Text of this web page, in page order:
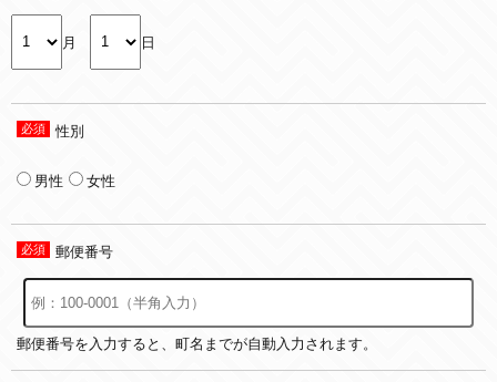
月 日
性別
男性 女性
郵便番号
郵便番号を入力すると、町名までが自動入力されます。